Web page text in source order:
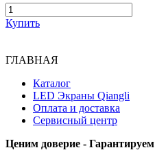
Купить
ГЛАВНАЯ
Каталог
LED Экраны Qiangli
Оплата и доставка
Сервисный центр
Ценим доверие - Гарантируем